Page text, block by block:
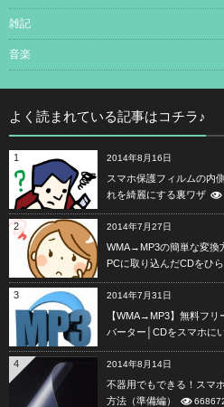
雑記
音楽
よく読まれている記事はコチラ♪
1 2014年8月16日
スマホ保護フィルムの内
れを綺麗にする裏ワザ
2 2014年7月27日
WMA→MP3の簡単な変換
PCに取り込んだCDをひ
3 2014年7月31日
【WMA→MP3】無料フ
バーター│CDをスマホに
4 2014年8月14日
不器用でもできる！スマ
方法（準備編）